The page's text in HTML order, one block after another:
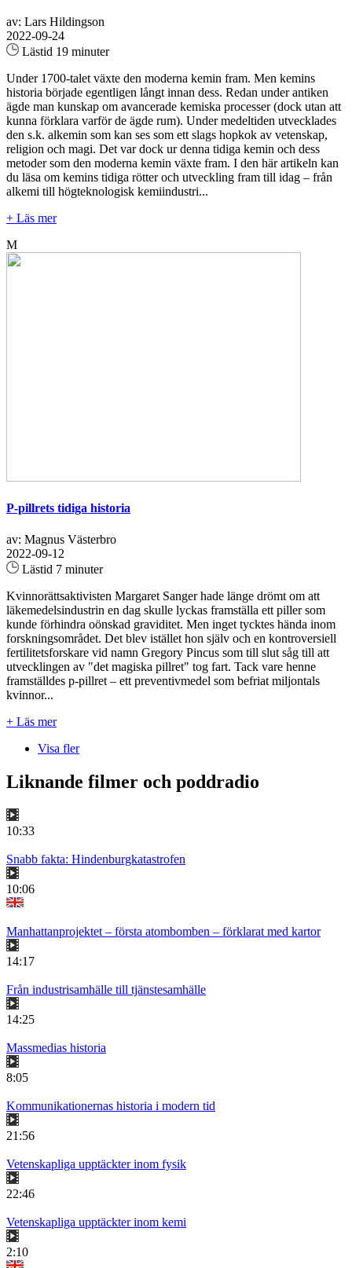
av: Lars Hildingson
2022-09-24
Lästid 19 minuter
Under 1700-talet växte den moderna kemin fram. Men kemins
historia började egentligen långt innan dess. Redan under antiken
ägde man kunskap om avancerade kemiska processer (dock utan att
kunna förklara varför de ägde rum). Under medeltiden utvecklades
den s.k. alkemin som kan ses som ett slags hopkok av vetenskap,
religion och magi. Det var dock ur denna tidiga kemin och dess
metoder som den moderna kemin växte fram. I den här artikeln kan
du läsa om kemins tidiga rötter och utveckling fram till idag – från
alkemi till högteknologisk kemiindustri...
+ Läs mer
M
P-pillrets tidiga historia
av: Magnus Västerbro
2022-09-12
Lästid 7 minuter
Kvinnorättsaktivisten Margaret Sanger hade länge drömt om att
läkemedelsindustrin en dag skulle lyckas framställa ett piller som
kunde förhindra oönskad graviditet. Men inget tycktes hända inom
forskningsområdet. Det blev istället hon själv och en kontroversiell
fertilitetsforskare vid namn Gregory Pincus som till slut såg till att
utvecklingen av "det magiska pillret" tog fart. Tack vare henne
framställdes p-pillret – ett preventivmedel som befriat miljontals
kvinnor...
+ Läs mer
Visa fler
Liknande filmer och poddradio
10:33
Snabb fakta: Hindenburgkatastrofen
10:06
Manhattanprojektet – första atombomben – förklarat med kartor
14:17
Från industrisamhälle till tjänstesamhälle
14:25
Massmedias historia
8:05
Kommunikationernas historia i modern tid
21:56
Vetenskapliga upptäckter inom fysik
22:46
Vetenskapliga upptäckter inom kemi
2:10